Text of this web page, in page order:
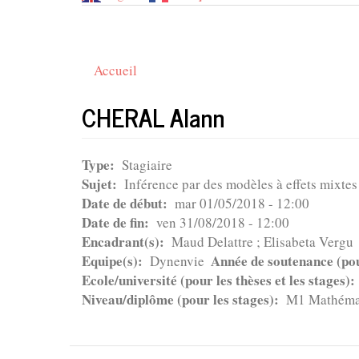
Accueil
CHERAL Alann
Type Stagiaire
Sujet Inférence par des modèles à effets
Date de début mar 01/05/2018 - 12:00
Date de fin ven 31/08/2018 - 12:00
Encadrant(s) Maud Delattre ; Elisabeta Vergu
Equipe(s) Dynenvie Année de soutenance
Ecole/université (pour les thèses et les stages)
Niveau/diplôme (pour les stages) M1